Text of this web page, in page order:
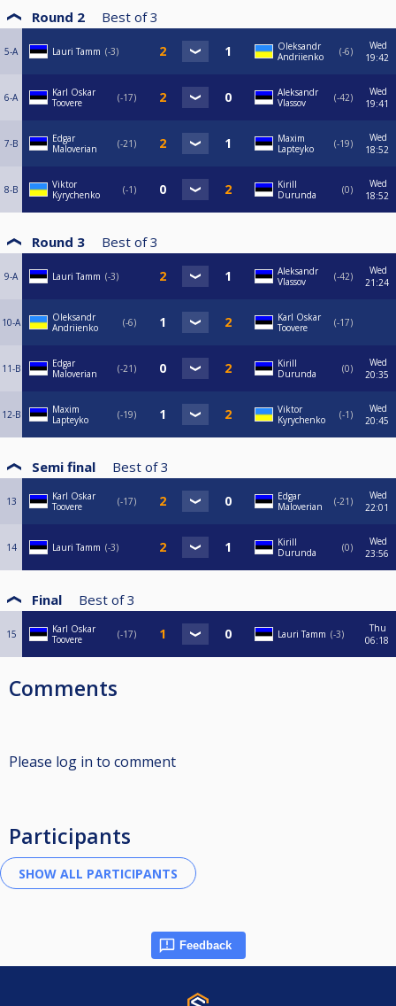
Round 2 Best of 3
5-A Lauri Tamm -3
Oleksandr
Andriienko
-6
Wed
19:42
6-A
Karl Oskar
Toovere
-17
Aleksandr
Vlassov
-42
Wed
19:41
7-B
Edgar
Maloverian
-21
Maxim
Lapteyko
-19
Wed
18:52
8-B
Viktor
Kyrychenko
-1
Kirill
Durunda
0
Wed
18:52
Round 3 Best of 3
9-A Lauri Tamm -3
Aleksandr
Vlassov
-42
Wed
21:24
10-A
Oleksandr
Andriienko
-6
Karl Oskar
Toovere
-17
11-B
Edgar
Maloverian
-21
Kirill
Durunda
0
Wed
20:35
12-B
Maxim
Lapteyko
-19
Viktor
Kyrychenko
-1
Wed
20:45
Semi final Best of 3
13
Karl Oskar
Toovere
-17
Edgar
Maloverian
-21
Wed
22:01
14 Lauri Tamm -3
Kirill
Durunda
0
Wed
23:56
Final Best of 3
15
Karl Oskar
Toovere
-17 Lauri Tamm -3
Thu
06:18
Comments
Please log in to comment
Participants
Feedback